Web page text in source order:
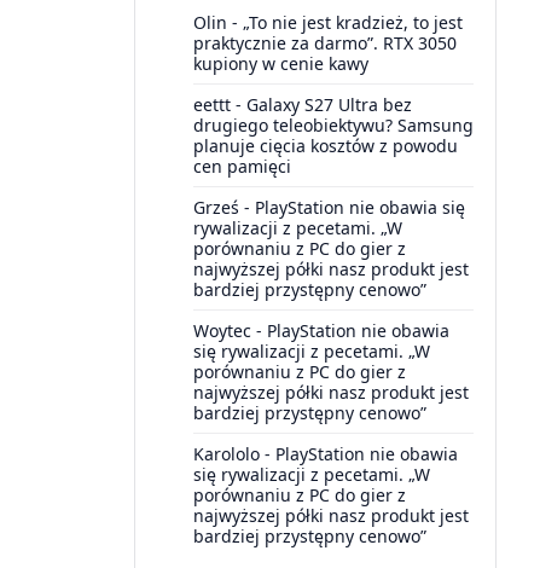
Olin - „To nie jest kradzież, to jest
praktycznie za darmo”. RTX 3050
kupiony w cenie kawy
eettt - Galaxy S27 Ultra bez
drugiego teleobiektywu? Samsung
planuje cięcia kosztów z powodu
cen pamięci
Grześ - PlayStation nie obawia się
rywalizacji z pecetami. „W
porównaniu z PC do gier z
najwyższej półki nasz produkt jest
bardziej przystępny cenowo”
Woytec - PlayStation nie obawia
się rywalizacji z pecetami. „W
porównaniu z PC do gier z
najwyższej półki nasz produkt jest
bardziej przystępny cenowo”
Karololo - PlayStation nie obawia
się rywalizacji z pecetami. „W
porównaniu z PC do gier z
najwyższej półki nasz produkt jest
bardziej przystępny cenowo”